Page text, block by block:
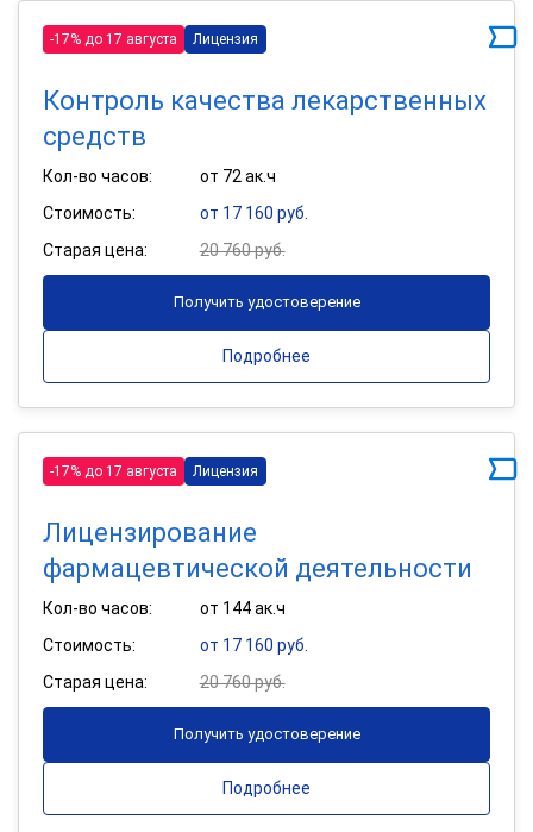
-17% до 17 августа Лицензия
Контроль качества лекарственных
средств
Кол-во часов:
от 72 ак.ч
Стоимость:
от 17 160 руб.
Старая цена:
20 760 руб.
Получить удостоверение
Подробнее
-17% до 17 августа Лицензия
Лицензирование
фармацевтической деятельности
Кол-во часов:
от 144 ак.ч
Стоимость:
от 17 160 руб.
Старая цена:
20 760 руб.
Получить удостоверение
Подробнее